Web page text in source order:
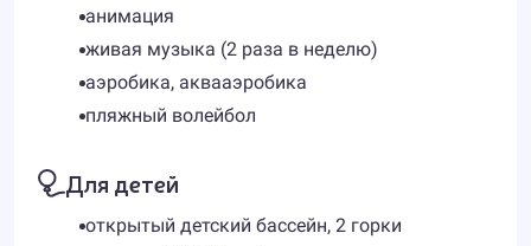
анимация
живая музыка (2 раза в неделю)
аэробика, аквааэробика
пляжный волейбол
Для детей
открытый детский бассейн, 2 горки